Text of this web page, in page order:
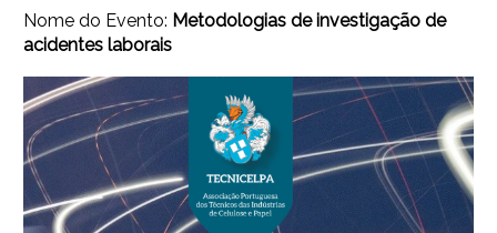
Nome do Evento: Metodologias de investigação de
acidentes laborais